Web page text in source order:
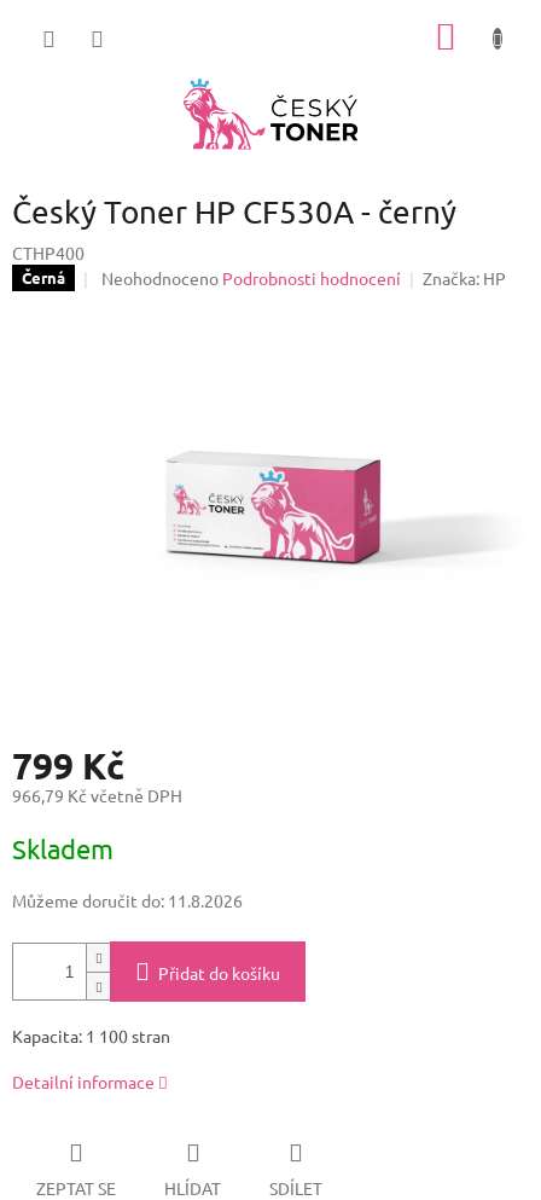
Český Toner HP CF530A - černý
CTHP400
Černá
Průměrné
Neohodnoceno Podrobnosti hodnocení Značka: HP
799 Kč
966,79 Kč včetně DPH
cena:
Skladem
Můžeme doručit do: 11.8.2026
Přidat do košíku
Kapacita: 1 100 stran
Detailní informace
ZEPTAT SE HLÍDAT SDÍLET